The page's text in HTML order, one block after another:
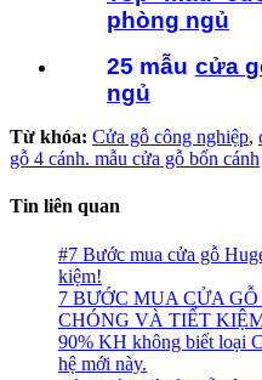
phòng ngủ
25 mẫu cửa
ngủ
Từ khóa: Cửa gỗ công nghiệp,
gỗ 4 cánh. mẫu cửa gỗ bốn cánh
Tin liên quan
#7 Bước mua cửa gỗ
kiệm!
7 BƯỚC MUA CỬA
CHÓNG VÀ TIẾT
90% KH không biết loại
hệ mới này.